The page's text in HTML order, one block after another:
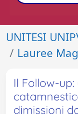
UNITESI
Lauree
Il Follow-
dimissioni